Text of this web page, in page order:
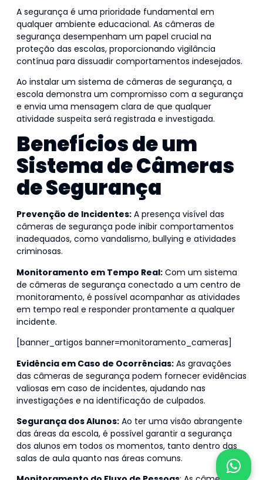
A segurança é uma prioridade fundamental em
qualquer ambiente educacional. As câmeras de
segurança desempenham um papel crucial na
proteção das escolas, proporcionando vigilância
contínua para dissuadir comportamentos indesejados.
Ao instalar um sistema de câmeras de segurança, a
escola demonstra um compromisso com a segurança
e envia uma mensagem clara de que qualquer
atividade suspeita será registrada e investigada.
Benefícios de um
Sistema de Câmeras
de Segurança
Prevenção de Incidentes: A presença visível das
câmeras de segurança pode inibir comportamentos
inadequados, como vandalismo, bullying e atividades
criminosas.
Monitoramento em Tempo Real: Com um sistema
de câmeras de segurança conectado a um centro de
monitoramento, é possível acompanhar as atividades
em tempo real e responder prontamente a qualquer
incidente.
[banner_artigos banner=monitoramento_cameras]
Evidência em Caso de Ocorrências: As gravações
das câmeras de segurança podem fornecer evidências
valiosas em caso de incidentes, ajudando nas
investigações e na identificação de culpados.
Segurança dos Alunos: Ao ter uma visão abrangente
das áreas da escola, é possível garantir a segurança
dos alunos em todos os momentos, tanto dentro das
salas de aula quanto nas áreas comuns.